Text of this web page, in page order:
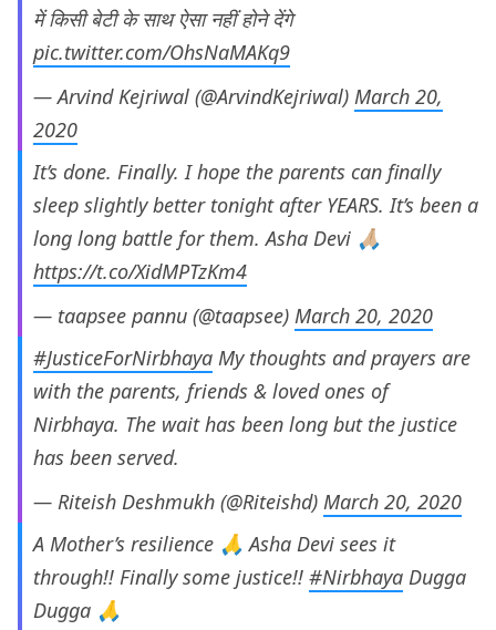
में किसी बेटी के साथ ऐसा नहीं होने देंगे
pic.twitter.com/OhsNaMAKq9
— Arvind Kejriwal (@ArvindKejriwal) March 20,
2020
It’s done. Finally. I hope the parents can finally
sleep slightly better tonight after YEARS. It’s been a
long long battle for them. Asha Devi 🙏🏼
https://t.co/XidMPTzKm4
— taapsee pannu (@taapsee) March 20, 2020
#JusticeForNirbhaya My thoughts and prayers are
with the parents, friends & loved ones of
Nirbhaya. The wait has been long but the justice
has been served.
— Riteish Deshmukh (@Riteishd) March 20, 2020
A Mother’s resilience 🙏 Asha Devi sees it
through!! Finally some justice!! #Nirbhaya Dugga
Dugga 🙏